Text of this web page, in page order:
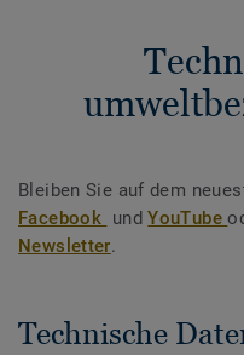
Bleiben Sie auf dem
Facebook undYouTube
Newsletter.
Technische